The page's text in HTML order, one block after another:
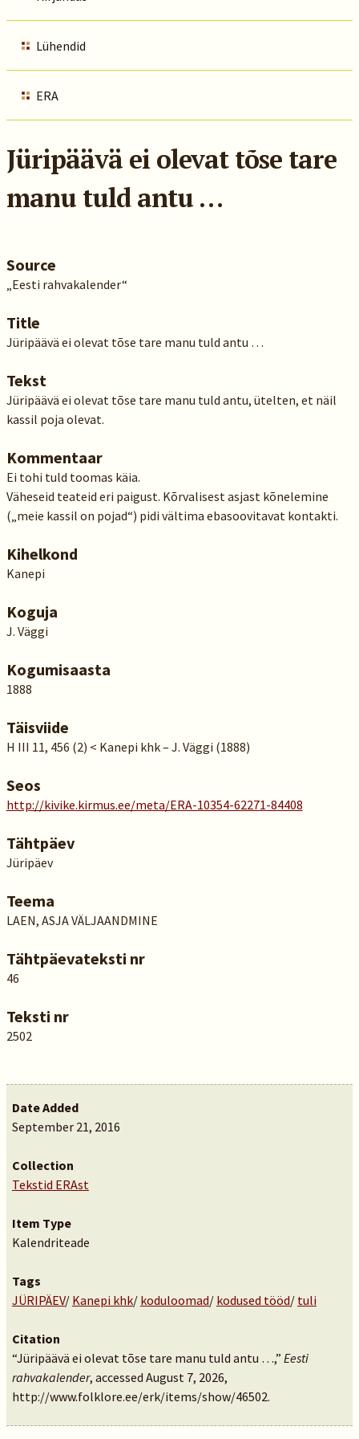
Lühendid
ERA
Jüripäävä ei olevat tõse tare
manu tuld antu …
Source
„Eesti rahvakalender“
Title
Jüripäävä ei olevat tõse tare manu tuld antu …
Tekst
Jüripäävä ei olevat tõse tare manu tuld antu, ütelten, et näil
kassil poja olevat.
Kommentaar
Ei tohi tuld toomas käia.
Väheseid teateid eri paigust. Kõrvalisest asjast kõnelemine
(„meie kassil on pojad“) pidi vältima ebasoovitavat kontakti.
Kihelkond
Kanepi
Koguja
J. Väggi
Kogumisaasta
1888
Täisviide
H III 11, 456 (2) < Kanepi khk – J. Väggi (1888)
Seos
http://kivike.kirmus.ee/meta/ERA-10354-62271-84408
Tähtpäev
Jüripäev
Teema
LAEN, ASJA VÄLJAANDMINE
Tähtpäevateksti nr
46
Teksti nr
2502
Date Added
September 21, 2016
Collection
Tekstid ERAst
Item Type
Kalendriteade
Tags
JÜRIPÄEV/ Kanepi khk/ koduloomad/ kodused tööd/ tuli
Citation
“Jüripäävä ei olevat tõse tare manu tuld antu …,” Eesti
rahvakalender, accessed August 7, 2026,
http://www.folklore.ee/erk/items/show/46502.